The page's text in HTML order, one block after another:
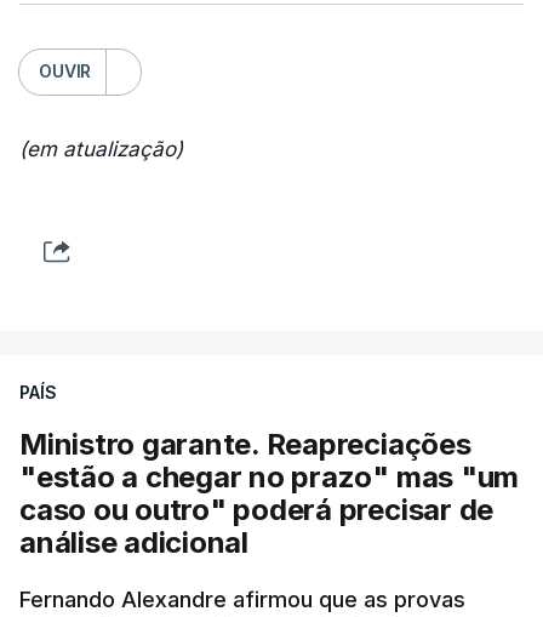
OUVIR
(em atualização)
PAÍS
Ministro garante. Reapreciações
"estão a chegar no prazo" mas "um
caso ou outro" poderá precisar de
análise adicional
Fernando Alexandre afirmou que as provas